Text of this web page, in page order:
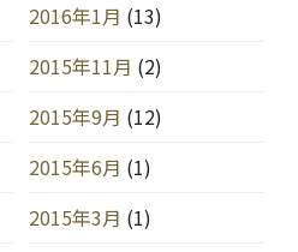
2016年1月 (13)
2015年11月 (2)
2015年9月 (12)
2015年6月 (1)
2015年3月 (1)